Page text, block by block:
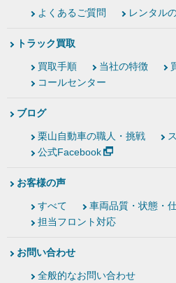
よくあるご質問
レンタル
トラック買取
買取手順 当社の特徴
コールセンター
ブログ
栗山自動車の職人・挑戦
公式Facebook
お客様の声
すべて 車両品質・状態・
担当フロント対応
お問い合わせ
全般的なお問い合わせ